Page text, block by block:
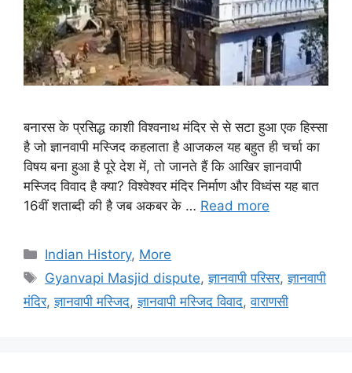
बनारस के प्रसिद्ध काशी विश्वनाथ मंदिर से से सटा हुआ एक हिस्सा
है जो ज्ञानवापी मस्जिद कहलाता है आजकल यह बहुत ही चर्चा का
विषय बना हुआ है पूरे देश में, तो जानते हैं कि आखिर ज्ञानवापी
मस्जिद विवाद है क्या? विश्वेश्वर मंदिर निर्माण और विध्वंस यह बात
16वीं शताब्दी की है जब अकबर के … Read more
Categories
Indian History, More
Tags
Gyanvapi Masjid dispute,ज्ञानवापी परिसर,ज्ञानवापी
मंदिर,ज्ञानवापी मस्जिद,ज्ञानवापी मस्जिद विवाद,वाराणसी